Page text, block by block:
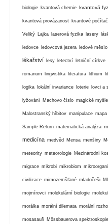
biologie kvantová chemie kvantová
kvantová provázanost kvantové
Veliký Lajka laserová fyzika lasery
ledovce ledovcová jezera ledové
lékařství lesy letectví letniční církve
romanum lingvistika literatura lithium
logika lokální invariance loterie lovci a
lyžování Machovo číslo magické
Malostranský hřbitov manipulace mapa
Sample Return matematická analýza
medicína medvěd Mensa menšiny
meteority meteorologie Mezinárodní
migrace mikrobi mikrobiom
civilizace mimozemšťané mladočeši
mojmírovci molekulární biologie
morálka morální dilemata morální
mosasauři Mössbauerova spektroskopie